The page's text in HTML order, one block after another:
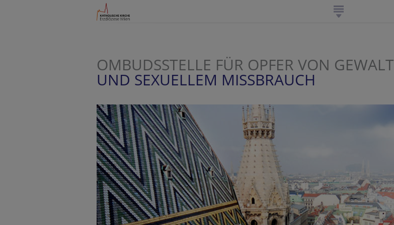
OMBUDSSTELLE FÜR OPFER VON GEWALT
UND SEXUELLEM MISSBRAUCH